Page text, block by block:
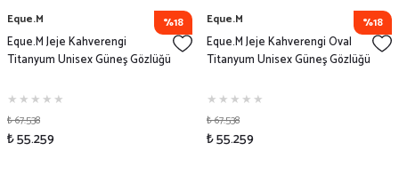
%18
Eque.M
Eque.M Jeje Kahverengi
Titanyum Unisex Güneş Gözlüğü
₺ 67.538
₺ 55.259
%18
Eque.M
Eque.M Jeje Kahverengi Oval
Titanyum Unisex Güneş Gözlüğü
₺ 67.538
₺ 55.259